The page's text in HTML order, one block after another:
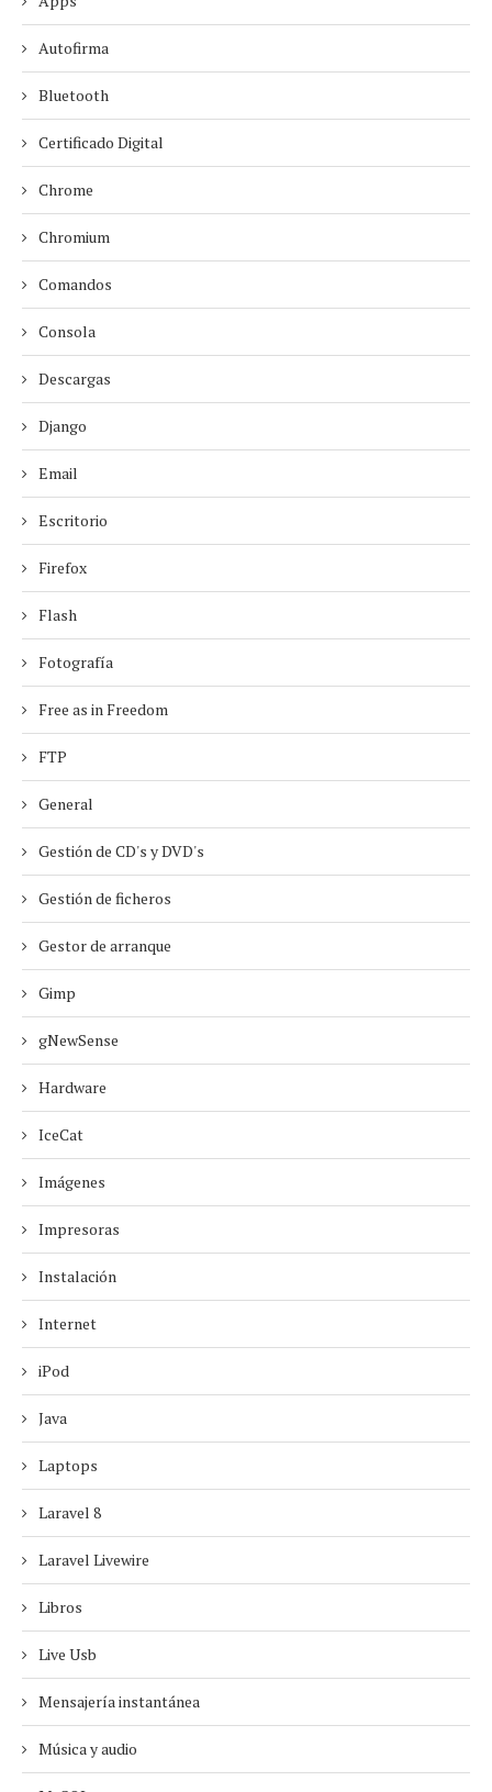
Autofirma
Bluetooth
Certificado Digital
Chrome
Chromium
Comandos
Consola
Descargas
Django
Email
Escritorio
Firefox
Flash
Fotografía
Free as in Freedom
FTP
General
Gestión de CD's y DVD's
Gestión de ficheros
Gestor de arranque
Gimp
gNewSense
Hardware
IceCat
Imágenes
Impresoras
Instalación
Internet
iPod
Java
Laptops
Laravel 8
Laravel Livewire
Libros
Live Usb
Mensajería instantánea
Música y audio